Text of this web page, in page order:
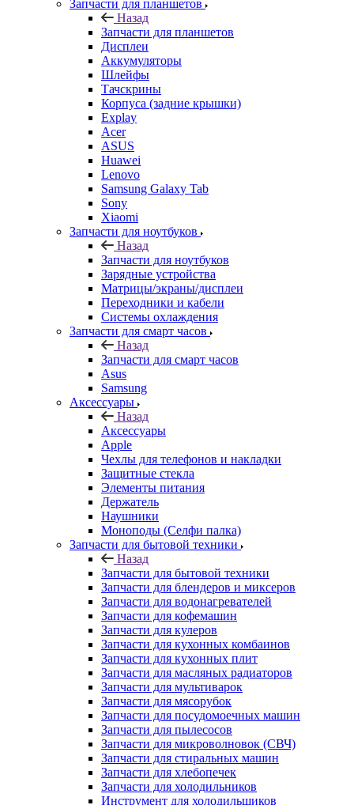
Запчасти для планшетов
Дисплеи
Аккумуляторы
Шлейфы
Тачскрины
Корпуса (задние крышки)
Explay
Acer
ASUS
Huawei
Lenovo
Samsung Galaxy Tab
Sony
Xiaomi
Запчасти для ноутбуков
Назад
Запчасти для ноутбуков
Зарядные устройства
Матрицы/экраны/дисплеи
Переходники и кабели
Системы охлаждения
Запчасти для смарт часов
Назад
Запчасти для смарт часов
Asus
Samsung
Аксессуары
Назад
Аксессуары
Apple
Чехлы для телефонов и накладки
Защитные стекла
Элементы питания
Держатель
Наушники
Моноподы (Селфи палка)
Запчасти для бытовой техники
Назад
Запчасти для бытовой техники
Запчасти для блендеров и миксеров
Запчасти для водонагревателей
Запчасти для кофемашин
Запчасти для кулеров
Запчасти для кухонных комбаинов
Запчасти для кухонных плит
Запчасти для масляных радиаторов
Запчасти для мультиварок
Запчасти для мясорубок
Запчасти для посудомоечных машин
Запчасти для пылесосов
Запчасти для микроволновок (СВЧ)
Запчасти для стиральных машин
Запчасти для хлебопечек
Запчасти для холодильников
Инструмент для холодильщиков
Расходные материалы для холодильщиков